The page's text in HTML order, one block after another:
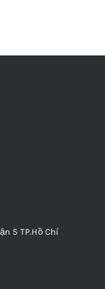
5 TP.Hồ Chí